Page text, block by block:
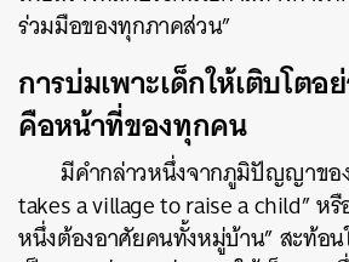
ร่วมมือของทุกภาคส่วน”
การบ่มเพาะเด็กให้เติบโต
คือหน้าที่ของทุกคน
มีคำกล่าวหนึ่งจากภูมิปัญญาขอ
takes a village to raise a child” หรื
หนึ่งต้องอาศัยคนทั้งหมู่บ้าน” สะท้อน
ค้นหา
SHARE TWEET LINE